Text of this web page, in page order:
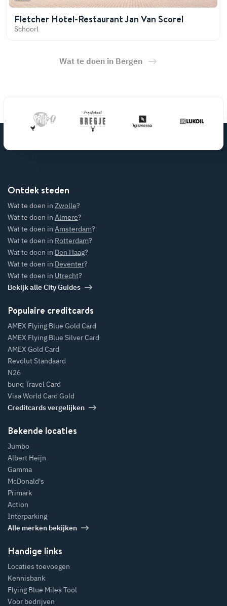
Fletcher Hotel-Restaurant Jan Van Scorel
Schoorl
Wat te doen in Bergen
Ontdek steden
Wat te doen in Zwolle?
Wat te doen in Almere?
Wat te doen in Amsterdam?
Wat te doen in Rotterdam?
Wat te doen in Den Haag?
Wat te doen in Deventer?
Wat te doen in Utrecht?
Bekijk alle City Guides
Populaire creditcards
AMEX Flying Blue Gold Card
AMEX Flying Blue Silver Card
AMEX Gold Card
Revolut Standaard
N26
bunq Travel Card
Visa World Card Gold
Creditcards vergelijken
Bekende locaties
Jumbo
Albert Heijn
Gamma
McDonald's
Primark
Action
Interparking
Alle merken bekijken
Handige links
Locaties toevoegen
Kennisbank
Flying Blue Miles Tool
Voor bedrijven